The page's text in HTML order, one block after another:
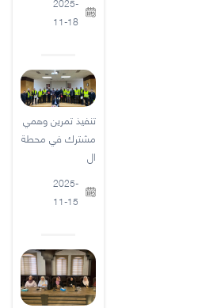
11-18
تنفيذ تمرين وهمي
مشترك في محطة
ال
2025-
11-15